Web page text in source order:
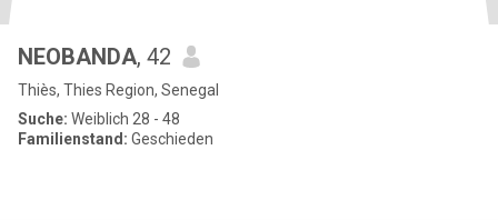
NEOBANDA, 42
Thiès, Thies Region, Senegal
Suche: Weiblich 28 - 48
Familienstand: Geschieden